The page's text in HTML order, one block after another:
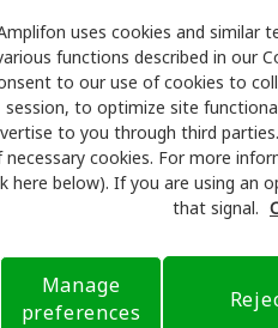
de Amplifon
se asocia con muchos
para ofrecer
beneficios y programan
al cliente. Antes de su
de verificar su
objetivo es hacer
apoyo cuando tiene
uses cookies and similar
functions described in our
to our use of cookies to
session, to optimize site
to you through third
necessary cookies. For more
here below). If you are using an
that signal.
Manage
preferences